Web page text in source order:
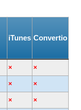
iTunes Convertio
× ×
× ×
× ×